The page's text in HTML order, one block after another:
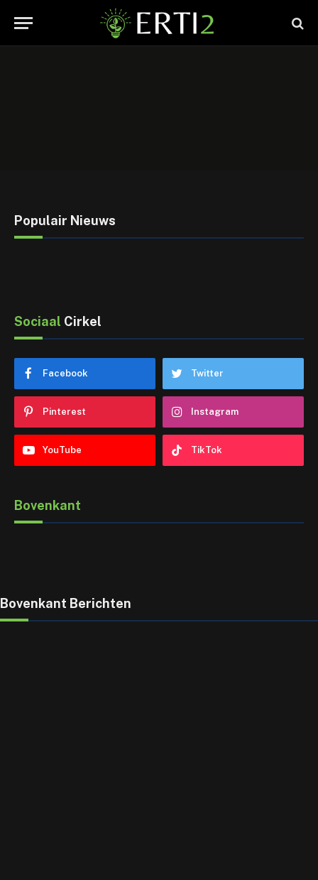
Populair Nieuws
Sociaal Cirkel
Facebook Twitter
Pinterest Instagram
YouTube TikTok
Bovenkant
Bovenkant Berichten